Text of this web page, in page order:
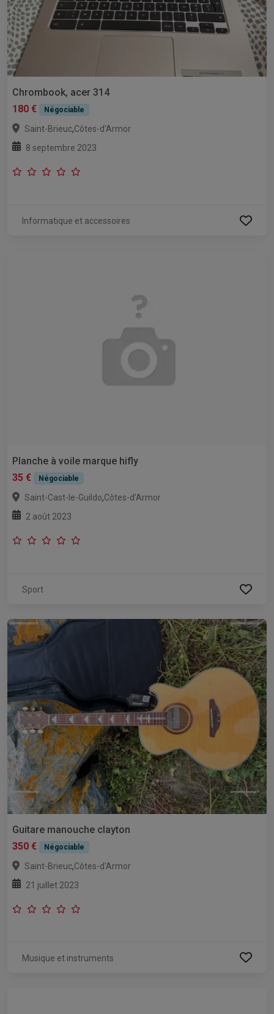
Chrombook, acer 314
180 €
Négociable
Saint-Brieuc,Côtes-d'Armor
8 septembre 2023
Informatique et accessoires
Planche à voile marque hifly
35 €
Négociable
Saint-Cast-le-Guildo,Côtes-d'Armor
2 août 2023
Sport
Guitare manouche clayton
350 €
Négociable
Saint-Brieuc,Côtes-d'Armor
21 juillet 2023
Musique et instruments